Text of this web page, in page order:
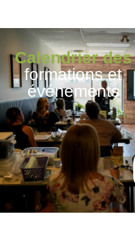
Calendrier des
formations et
événements